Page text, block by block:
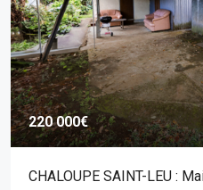
220 000€
CHALOUPE SAINT-LEU :